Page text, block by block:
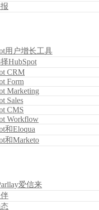
用户增长工具
HubSpot
CRM
Form
Marketing
Sales
CMS
Workflow
和Eloqua
和Marketo
爱信来